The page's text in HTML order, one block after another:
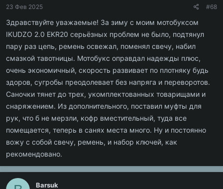
23 Фев 2025
#68
Здравствуйте уважаемые! За зиму с моим мотобуксом
IKUDZO 2.0 EKR20 серьёзных проблем не было, подтянул
пару раз цепь, ремень освежал, поменял свечу, набил
смазкой тавотницы. Мотобукс оправдал надежды плюс,
очень экономичный, скорость развивает по плотняку будь
здоров, сугробы преодолевает без напряга и переворотов.
Саночки тянет до трех, укомплектованных товарищами и
снаряжением. Из дополнительного, поставил муфты для
рук, что б не мерзли, кофр вместительный, туда все
помещается, теперь в санях места много. Ну и постоянно
вожу с собой свечу, ремень, и набор ключей, как
рекомендовано.
Barsuk